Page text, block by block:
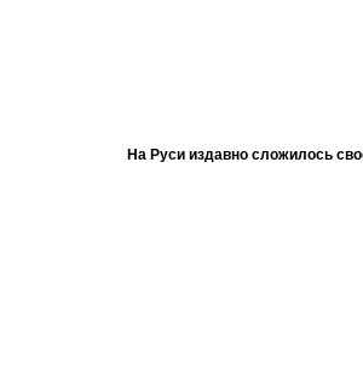
На Руси издавно сложилось